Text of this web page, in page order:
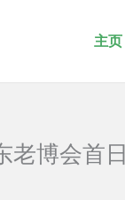
主页
老博会首